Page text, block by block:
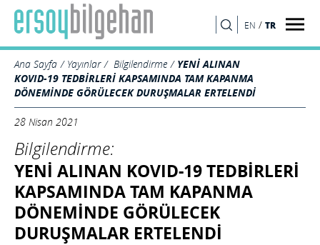
EN / TR
Ana Sayfa Yayınlar Bilgilendirme
YENİ ALINAN
KOVID-19 TEDBİRLERİ KAPSAMINDA TAM KAPANMA
DÖNEMİNDE GÖRÜLECEK DURUŞMALAR ERTELENDİ
28 Nisan 2021
Bilgilendirme:
YENİ ALINAN KOVID-19 TEDBİRLERİ
KAPSAMINDA TAM KAPANMA
DÖNEMİNDE GÖRÜLECEK
DURUŞMALAR ERTELENDİ
ARA